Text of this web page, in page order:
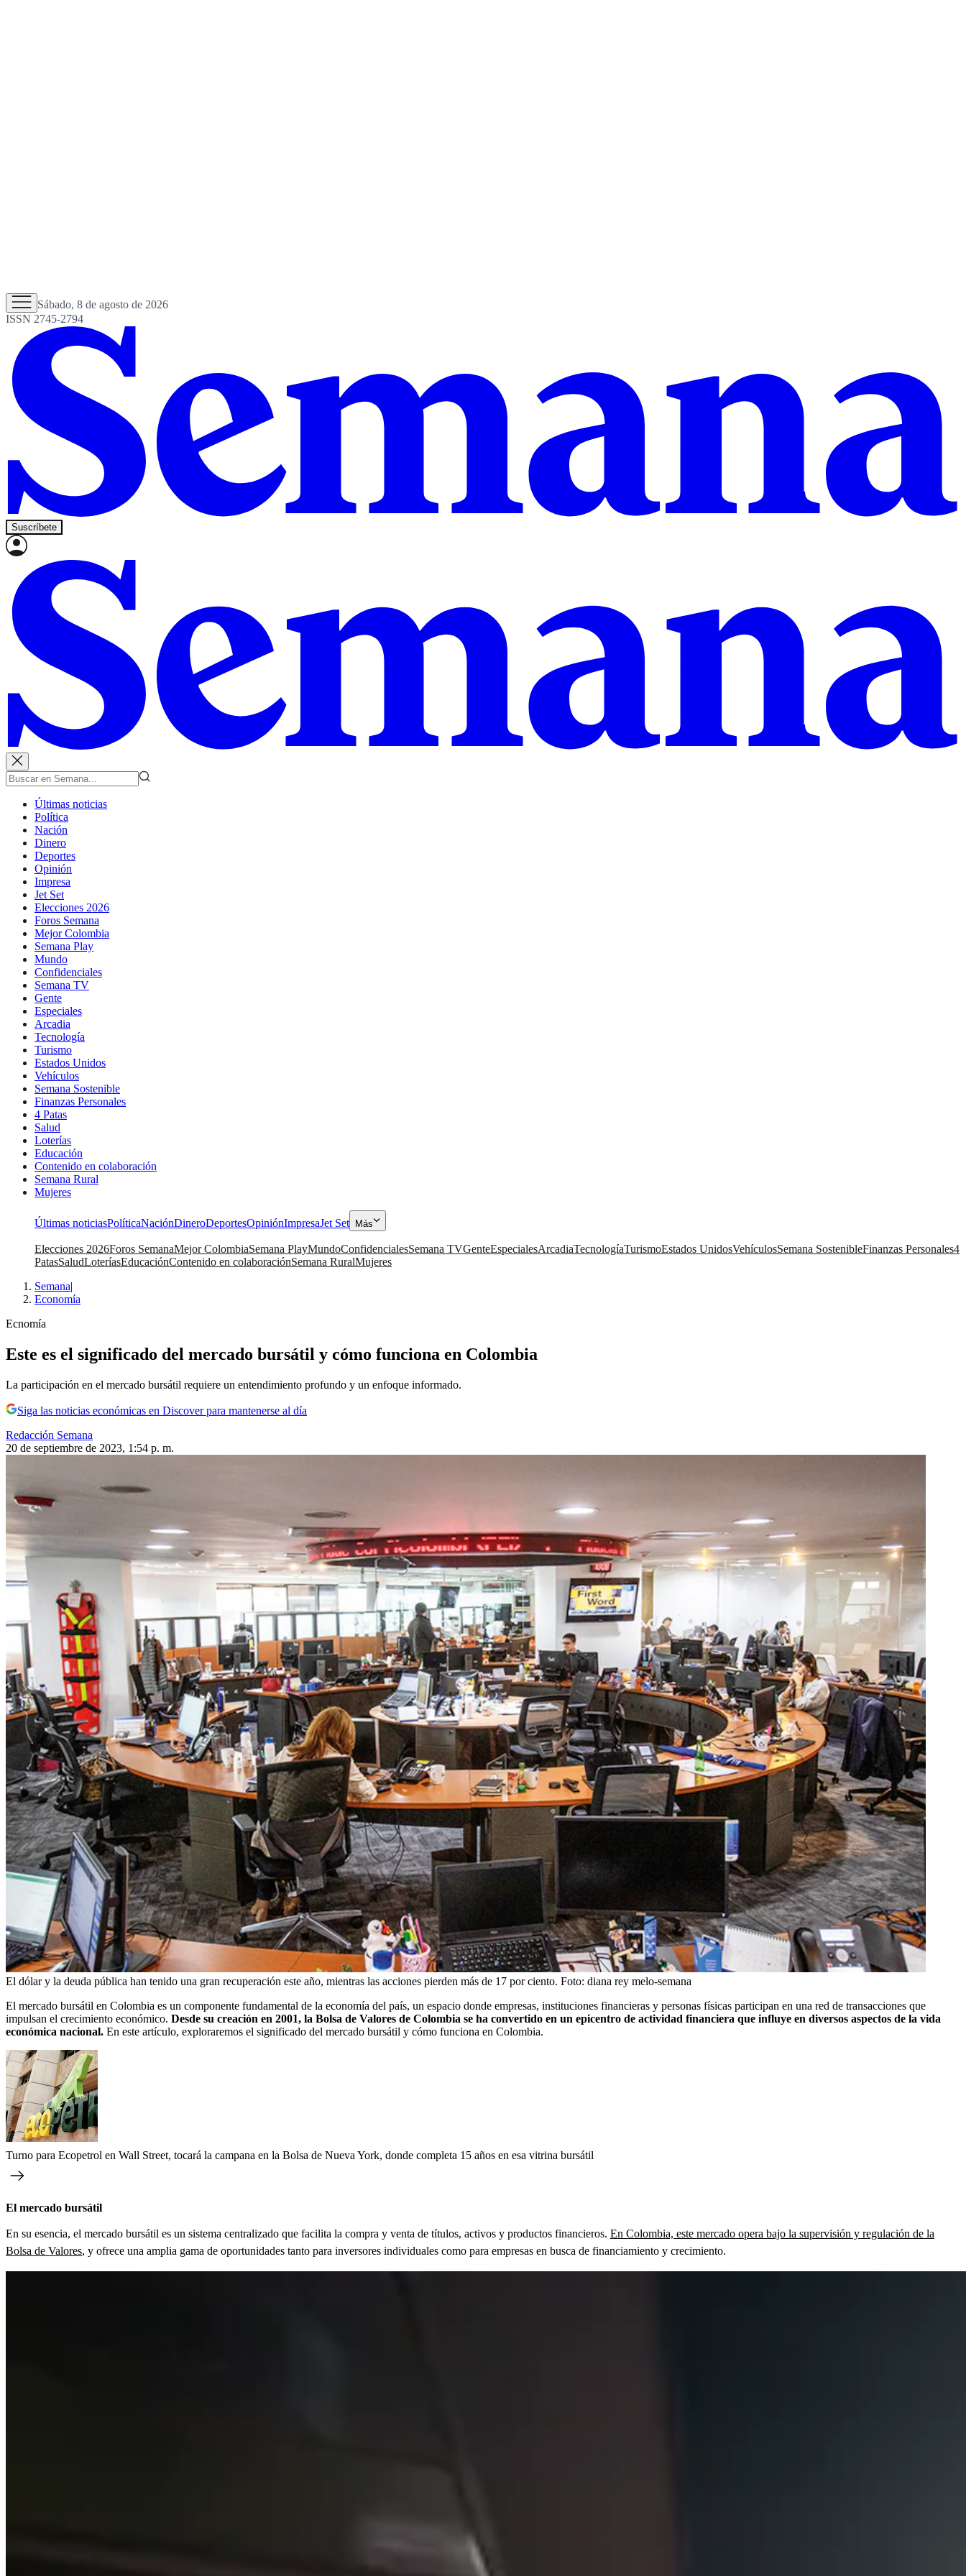
Sábado, 8 de agosto de 2026
ISSN 2745-2794
Suscríbete
Últimas noticias
Política
Nación
Dinero
Deportes
Opinión
Impresa
Jet Set
Elecciones 2026
Foros Semana
Mejor Colombia
Semana Play
Mundo
Confidenciales
Semana TV
Gente
Especiales
Arcadia
Tecnología
Turismo
Estados Unidos
Vehículos
Semana Sostenible
Finanzas Personales
4 Patas
Salud
Loterías
Educación
Contenido en colaboración
Semana Rural
Mujeres
Últimas noticiasPolíticaNaciónDineroDeportesOpiniónImpresaJet Set Más
Elecciones 2026Foros SemanaMejor ColombiaSemana PlayMundoConfidencialesSemana TVGenteEspecialesArcadiaTecnologíaTurismoEstados UnidosVehículosSemana SostenibleFinanzas Personales4
PatasSaludLoteríasEducaciónContenido en colaboraciónSemana RuralMujeres
Semana|
Economía
Ecnomía
Este es el significado del mercado bursátil y cómo funciona en Colombia
La participación en el mercado bursátil requiere un entendimiento profundo y un enfoque informado.
Siga las noticias económicas en Discover para mantenerse al día
Redacción Semana
20 de septiembre de 2023, 1:54 p. m.
El dólar y la deuda pública han tenido una gran recuperación este año, mientras las acciones pierden más de 17 por ciento. Foto: diana rey melo-semana
El mercado bursátil en Colombia es un componente fundamental de la economía del país, un espacio donde empresas, instituciones financieras y personas físicas participan en una red de transacciones que
impulsan el crecimiento económico. Desde su creación en 2001, la Bolsa de Valores de Colombia se ha convertido en un epicentro de actividad financiera que influye en diversos aspectos de la vida
económica nacional. En este artículo, exploraremos el significado del mercado bursátil y cómo funciona en Colombia.
Turno para Ecopetrol en Wall Street, tocará la campana en la Bolsa de Nueva York, donde completa 15 años en esa vitrina bursátil
El mercado bursátil
En su esencia, el mercado bursátil es un sistema centralizado que facilita la compra y venta de títulos, activos y productos financieros. En Colombia, este mercado opera bajo la supervisión y regulación de la
Bolsa de Valores, y ofrece una amplia gama de oportunidades tanto para inversores individuales como para empresas en busca de financiamiento y crecimiento.